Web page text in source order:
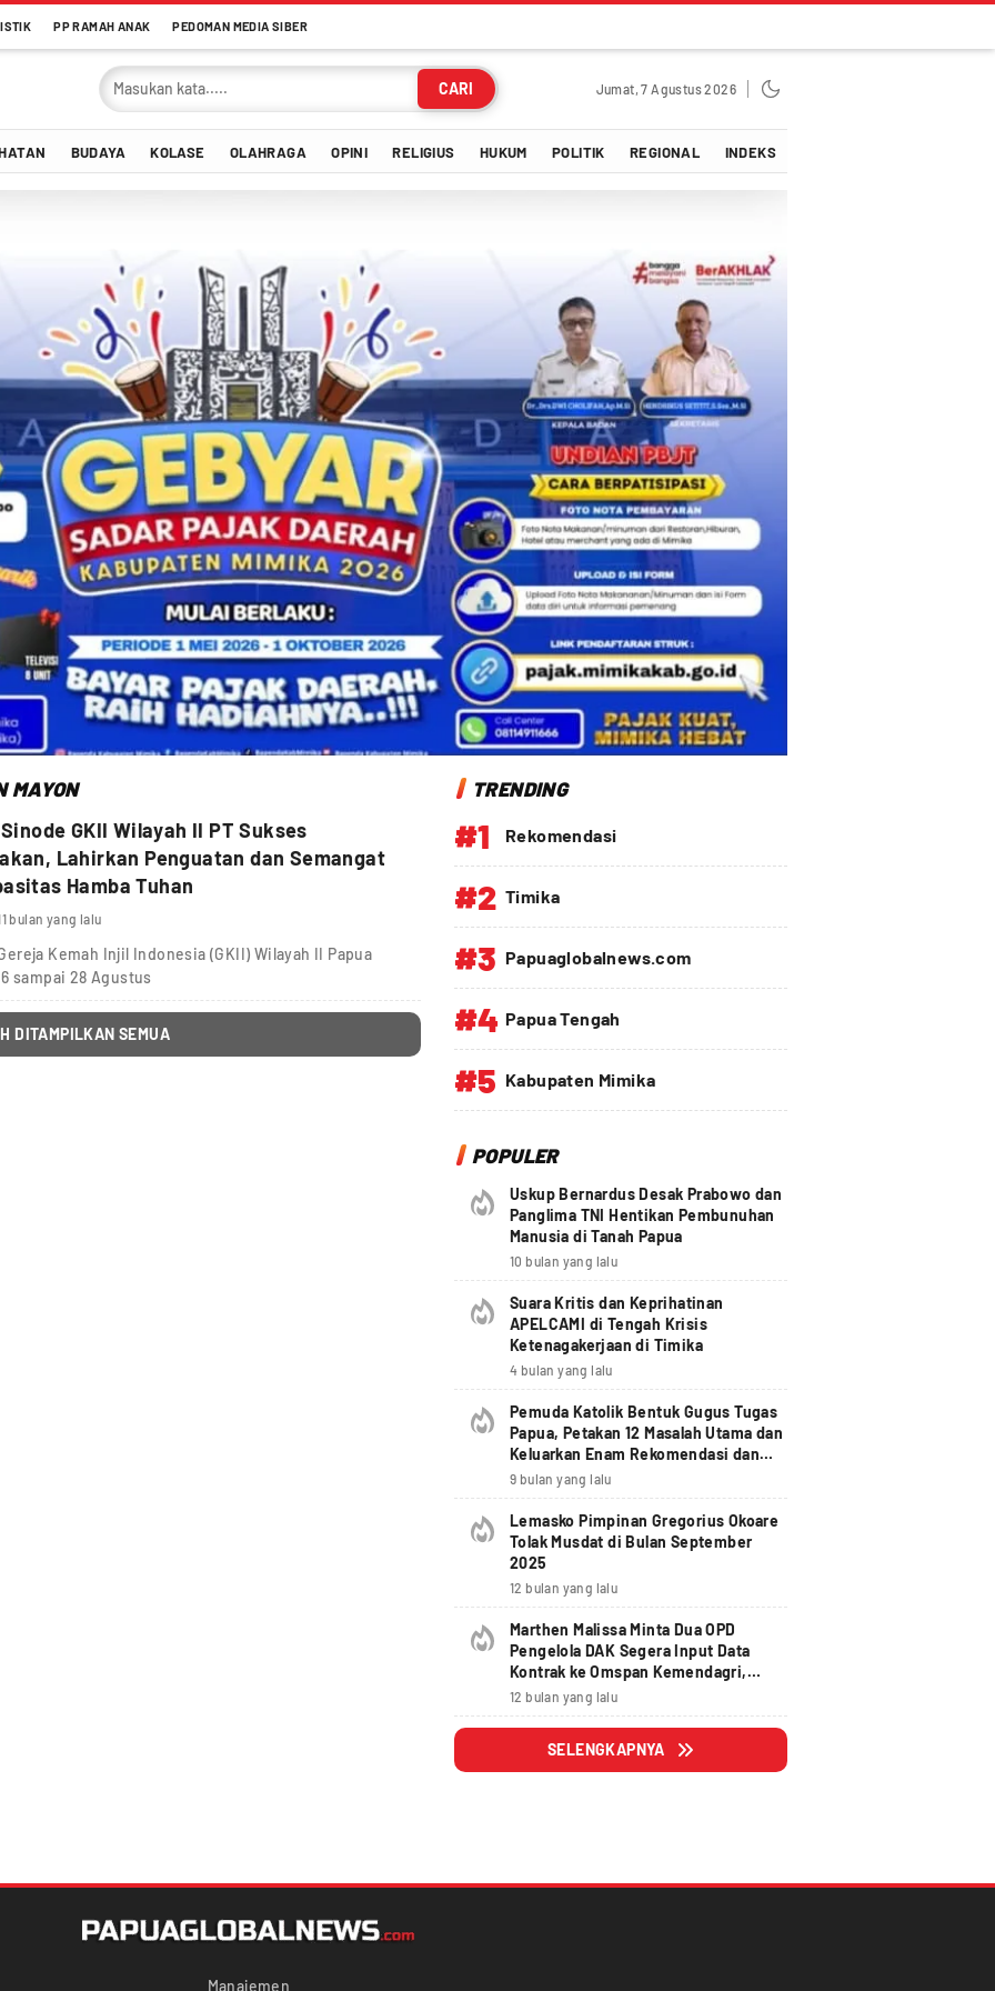
PP RAMAH ANAK PEDOMAN MEDIA SIBER
CARI Jumat, 7 Agustus 2026
BUDAYA KOLASE OLAHRAGA OPINI RELIGIUS HUKUM POLITIK REGIONAL INDEKS
MAYON
GKII Wilayah II PT Sukses
Lahirkan Penguatan dan Semangat
Hamba Tuhan
bulan yang lalu
Kemah Injil Indonesia (GKII) Wilayah II Papua
sampai 28 Agustus
DITAMPILKAN SEMUA
TRENDING
#1 Rekomendasi
#2 Timika
#3 Papuaglobalnews.com
#4 Papua Tengah
#5 Kabupaten Mimika
POPULER
Uskup Bernardus Desak Prabowo dan
Panglima TNI Hentikan Pembunuhan
Manusia di Tanah Papua
10 bulan yang lalu
Suara Kritis dan Keprihatinan
APELCAMI di Tengah Krisis
Ketenagakerjaan di Timika
4 bulan yang lalu
Pemuda Katolik Bentuk Gugus Tugas
Papua, Petakan 12 Masalah Utama dan
Keluarkan Enam Rekomendasi dan
Seruan Moral Nasional
9 bulan yang lalu
Lemasko Pimpinan Gregorius Okoare
Tolak Musdat di Bulan September
2025
12 bulan yang lalu
Marthen Malissa Minta Dua OPD
Pengelola DAK Segera Input Data
Kontrak ke Omspan Kemendagri,
Lewat Tanggal 29 Agustus 2025
Hangus
12 bulan yang lalu
SELENGKAPNYA
Manajemen